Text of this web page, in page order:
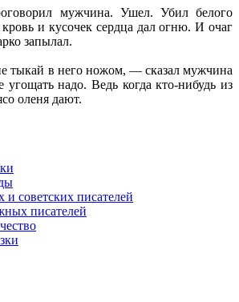
мужчина. Ушел. Убил белого
и кусочек сердца дал огню. И очаг
запылал.
тыкай в него ножом, — сказал мужчина
надо. Ведь когда кто-нибудь из
оленя дают.
и советских писателей
писателей